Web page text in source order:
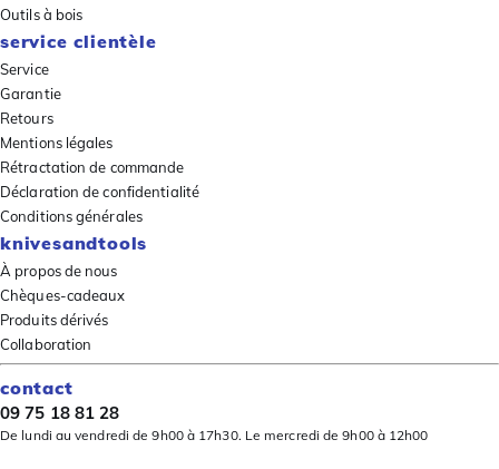
Outils à bois
service clientèle
Service
Garantie
Retours
Mentions légales
Rétractation de commande
Déclaration de confidentialité
Conditions générales
knivesandtools
À propos de nous
Chèques-cadeaux
Produits dérivés
Collaboration
contact
09 75 18 81 28
De lundi au vendredi de 9h00 à 17h30. Le mercredi de 9h00 à 12h00